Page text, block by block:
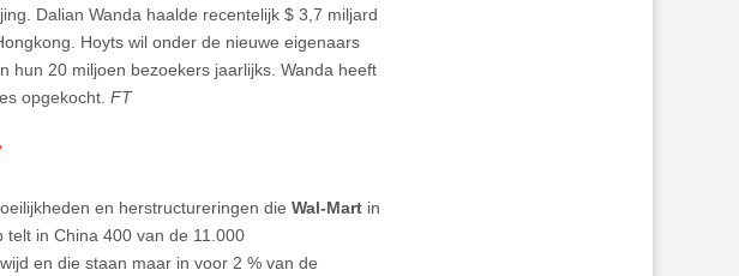
Dalian Wanda haalde recentelijk $ 3,7 miljard
Hoyts wil onder de nieuwe eigenaars
hun 20 miljoen bezoekers jaarlijks. Wanda heeft
opgekocht. FT
en herstructureringen die Wal-Mart in
in China 400 van de 11.000
en die staan maar in voor 2 % van de